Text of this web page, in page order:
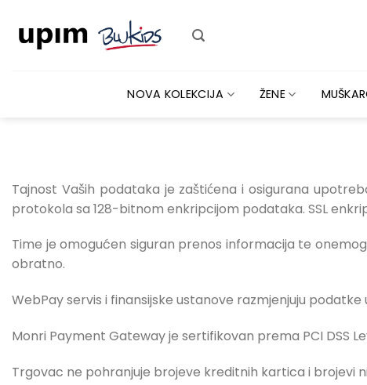
content
NOVA KOLEKCIJA ŽENE
Tajnost Vaših podataka je zaštićena i osigurana
protokola sa 128-bitnom enkripcijom podataka. SSL
Time je omogućen siguran prenos informacija te
obratno.
WebPay servis i finansijske ustanove razmjenjuju
Monri Payment Gateway je sertifikovan prema PCI DSS
Trgovac ne pohranjuje brojeve kreditnih kartica i brojevi